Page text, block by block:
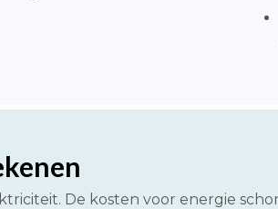
De kosten voor energie